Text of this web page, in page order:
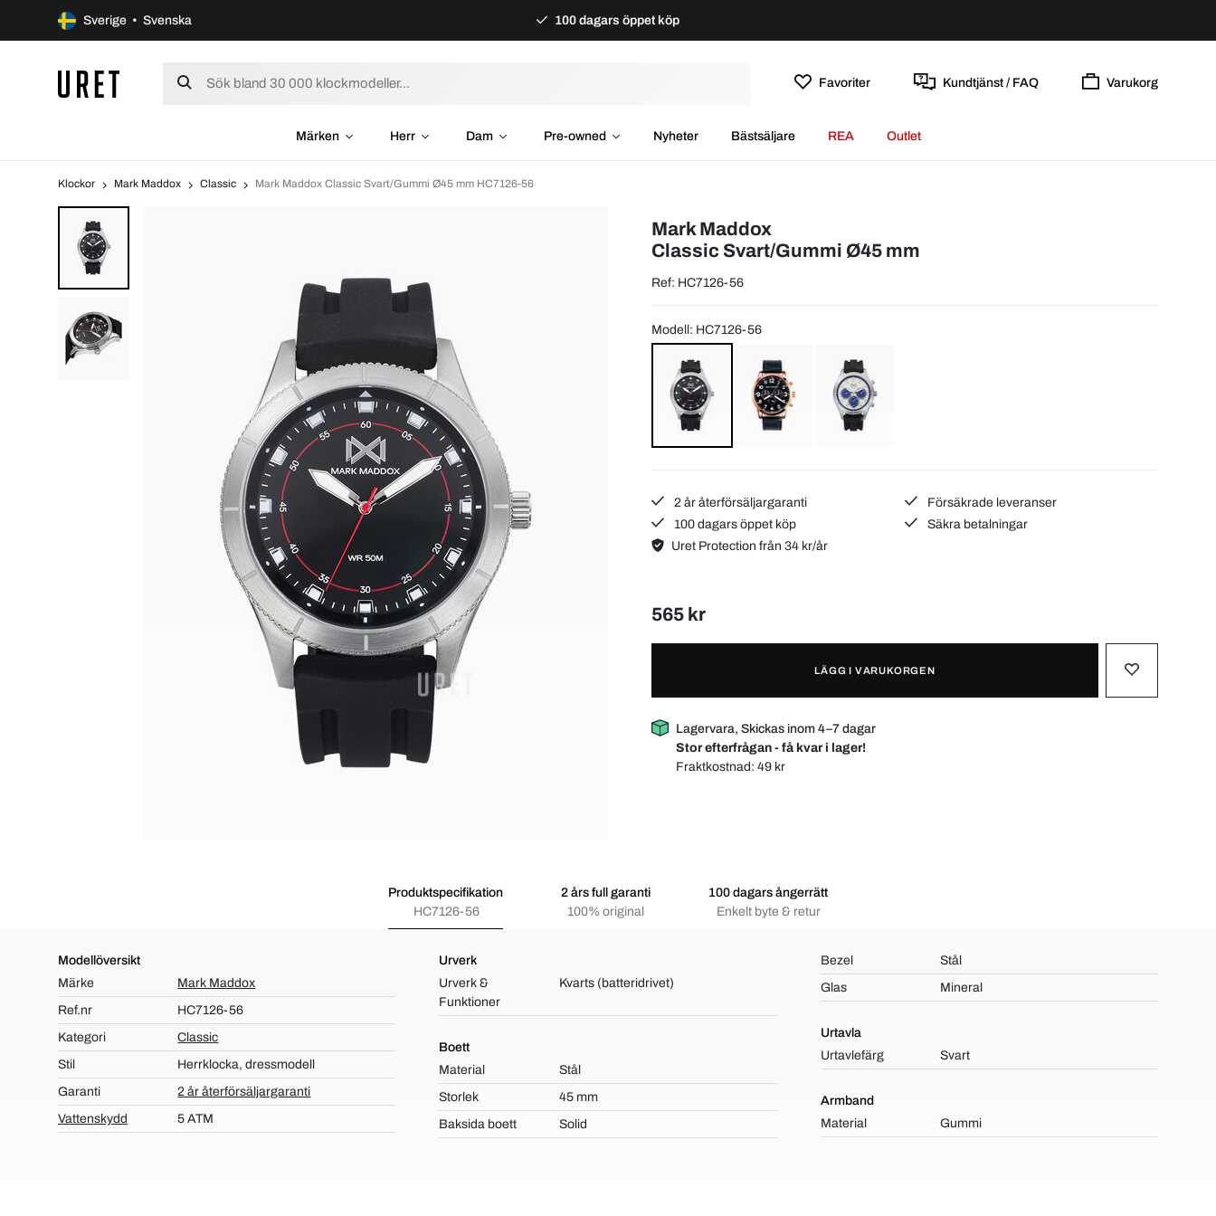
Sverige • Svenska 100 dagars öppet köp
Favoriter Kundtjänst / FAQ Varukorg
Märken Herr Dam Pre-owned Nyheter Bästsäljare REA Outlet
Klockor Mark Maddox Classic Mark Maddox Classic Svart/Gummi Ø45 mm HC7126-56
Mark Maddox
Classic Svart/Gummi Ø45 mm
Ref: HC7126-56
Modell: HC7126-56
2 år återförsäljargaranti
Försäkrade leveranser
100 dagars öppet köp
Säkra betalningar
Uret Protection från 34 kr/år
565 kr
LÄGG I VARUKORGEN
Lagervara, Skickas inom 4–7 dagar
Stor efterfrågan - få kvar i lager!
Fraktkostnad:49 kr
Produktspecifikation
HC7126-56
2 års full garanti
100% original
100 dagars ångerrätt
Enkelt byte & retur
Modellöversikt
Märke
Mark Maddox
Ref.nr
HC7126-56
Kategori
Classic
Stil
Herrklocka, dressmodell
Garanti
2 år återförsäljargaranti
Vattenskydd
5 ATM
Urverk
Urverk &
Funktioner
Kvarts (batteridrivet)
Boett
Material
Stål
Storlek
45 mm
Baksida boett
Solid
Bezel
Stål
Glas
Mineral
Urtavla
Urtavlefärg
Svart
Armband
Material
Gummi